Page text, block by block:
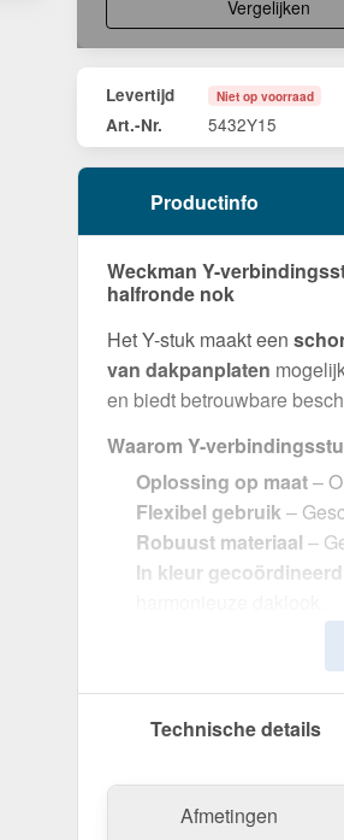
Vergelijken
Levertijd Niet op voorraad
Art.-Nr. 5432Y15
Productinfo
Weckman Y-
halfronde nok
Het Y-stuk maakt een
van dakpanplaten
en biedt betrouwbare
Waarom Y-
Oplossing op maat–
Flexibel gebruik –
Robuust materiaal –
In kleur gecoördineerd
Bestel nu Y-
aantrekkelijke
Technische details
Afmetingen